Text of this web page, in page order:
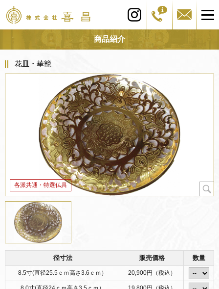
商品紹介
花皿・華籠
各派共通・特選仏具
径寸法 販売価格 数量
8.5寸(直径25.5ｃｍ高さ3.6ｃｍ） 20,900円（税込）